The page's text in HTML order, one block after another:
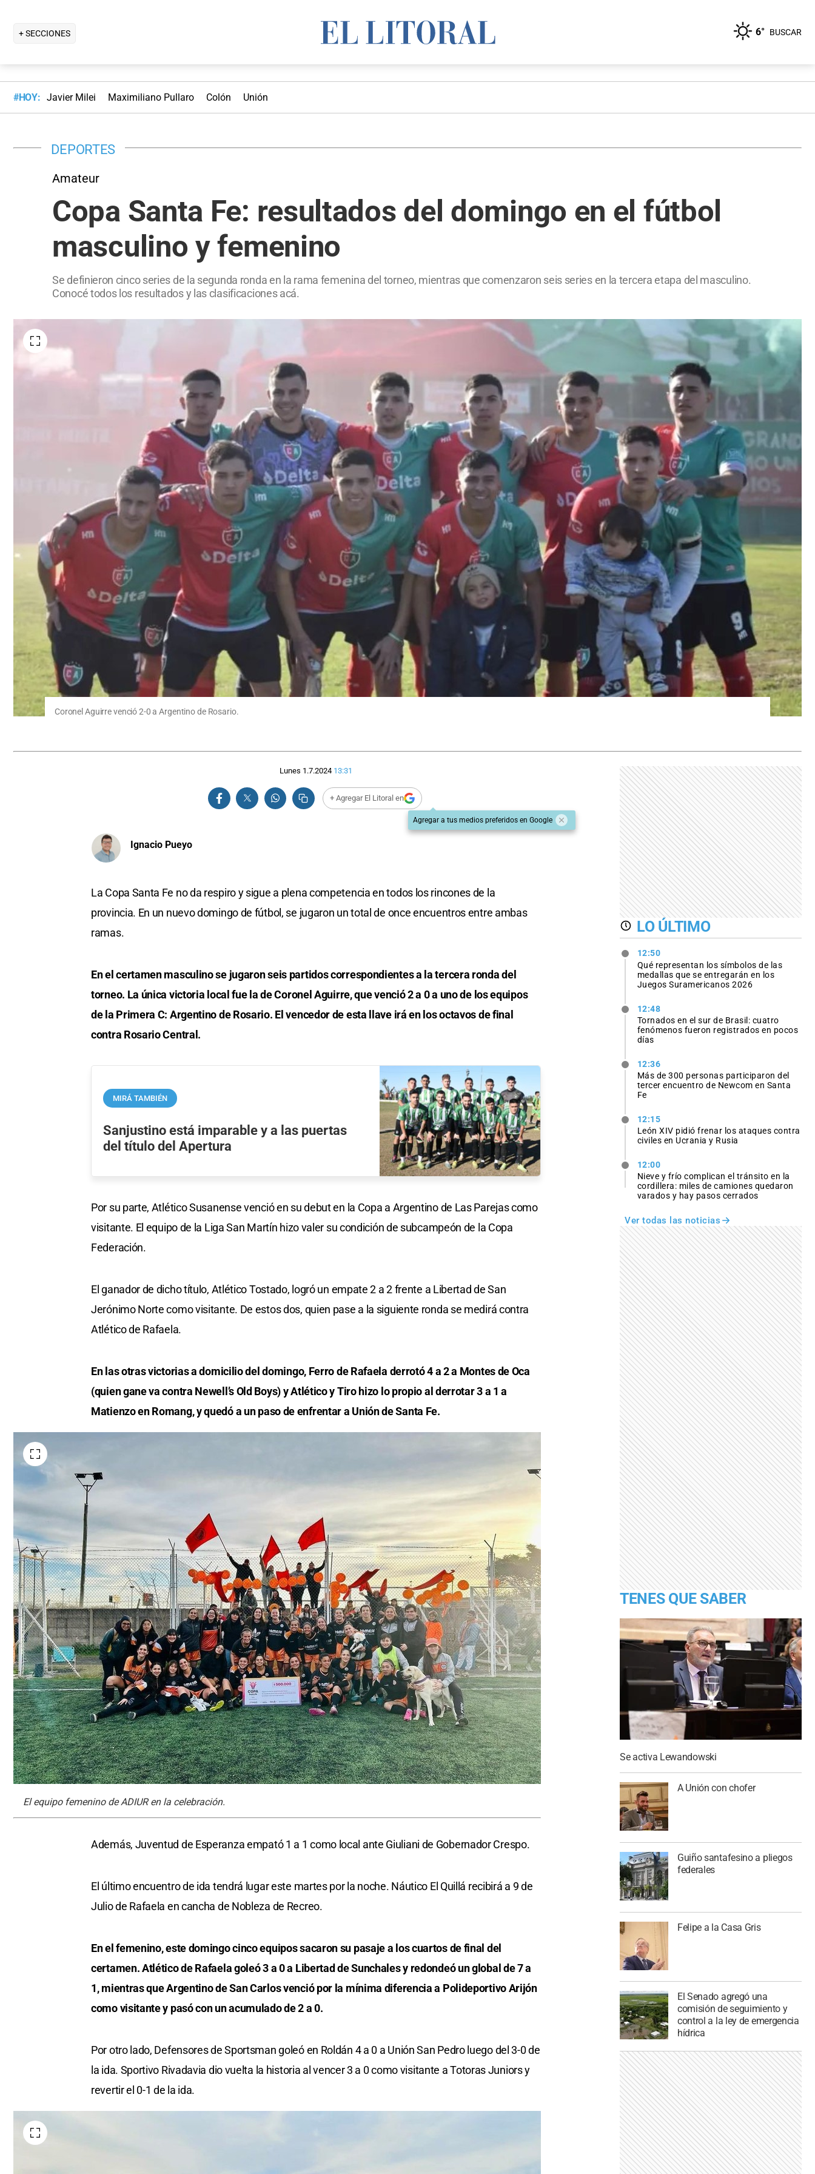
+ SECCIONES 6° BUSCAR
#HOY: Javier Milei Maximiliano Pullaro Colón Unión
DEPORTES
Amateur
Copa Santa Fe: resultados del domingo en el fútbol
masculino y femenino
Se definieron cinco series de la segunda ronda en la rama femenina del torneo, mientras que comenzaron seis series en la tercera etapa del masculino.
Conocé todos los resultados y las clasificaciones acá.
Coronel Aguirre venció 2-0 a Argentino de Rosario.
Lunes 1.7.2024 13:31
+ Agregar El Litoral en
Agregar a tus medios preferidos en Google
Ignacio Pueyo
La Copa Santa Fe no da respiro y sigue a plena competencia en todos los rincones de la
provincia. En un nuevo domingo de fútbol, se jugaron un total de once encuentros entre ambas
ramas.
En el certamen masculino se jugaron seis partidos correspondientes a la tercera ronda del
torneo. La única victoria local fue la de Coronel Aguirre, que venció 2 a 0 a uno de los equipos
de la Primera C: Argentino de Rosario. El vencedor de esta llave irá en los octavos de final
contra Rosario Central.
MIRÁ TAMBIÉN
Sanjustino está imparable y a las puertas
del título del Apertura
Por su parte, Atlético Susanense venció en su debut en la Copa a Argentino de Las Parejas como
visitante. El equipo de la Liga San Martín hizo valer su condición de subcampeón de la Copa
Federación.
El ganador de dicho título, Atlético Tostado, logró un empate 2 a 2 frente a Libertad de San
Jerónimo Norte como visitante. De estos dos, quien pase a la siguiente ronda se medirá contra
Atlético de Rafaela.
En las otras victorias a domicilio del domingo, Ferro de Rafaela derrotó 4 a 2 a Montes de Oca
(quien gane va contra Newell’s Old Boys) y Atlético y Tiro hizo lo propio al derrotar 3 a 1 a
Matienzo en Romang, y quedó a un paso de enfrentar a Unión de Santa Fe.
El equipo femenino de ADIUR en la celebración.
Además, Juventud de Esperanza empató 1 a 1 como local ante Giuliani de Gobernador Crespo.
El último encuentro de ida tendrá lugar este martes por la noche. Náutico El Quillá recibirá a 9 de
Julio de Rafaela en cancha de Nobleza de Recreo.
En el femenino, este domingo cinco equipos sacaron su pasaje a los cuartos de final del
certamen. Atlético de Rafaela goleó 3 a 0 a Libertad de Sunchales y redondeó un global de 7 a
1, mientras que Argentino de San Carlos venció por la mínima diferencia a Polideportivo Arijón
como visitante y pasó con un acumulado de 2 a 0.
Por otro lado, Defensores de Sportsman goleó en Roldán 4 a 0 a Unión San Pedro luego del 3-0 de
la ida. Sportivo Rivadavia dio vuelta la historia al vencer 3 a 0 como visitante a Totoras Juniors y
revertir el 0-1 de la ida.
LO ÚLTIMO
12:50
Qué representan los símbolos de las
medallas que se entregarán en los
Juegos Suramericanos 2026
12:48
Tornados en el sur de Brasil: cuatro
fenómenos fueron registrados en pocos
días
12:36
Más de 300 personas participaron del
tercer encuentro de Newcom en Santa
Fe
12:15
León XIV pidió frenar los ataques contra
civiles en Ucrania y Rusia
12:00
Nieve y frío complican el tránsito en la
cordillera: miles de camiones quedaron
varados y hay pasos cerrados
Ver todas las noticias
TENES QUE SABER
Se activa Lewandowski
A Unión con chofer
Guiño santafesino a pliegos
federales
Felipe a la Casa Gris
El Senado agregó una
comisión de seguimiento y
control a la ley de emergencia
hídrica